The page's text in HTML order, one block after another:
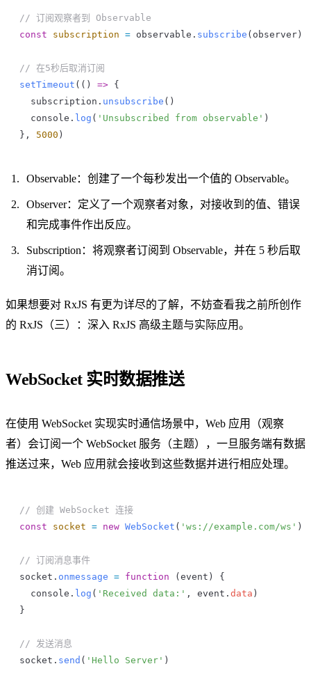
// 订阅观察者到 Observable
const subscription = observable . subscribe ( observer )
// 在5秒后取消订阅
setTimeout (() => {
  subscription
. unsubscribe ()
  console
. log ( 'Unsubscribed from observable' )
}, 5000 )
Observable：创建了一个每秒发出一个值的 Observable。
Observer：定义了一个观察者对象，对接收到的值、错误
和完成事件作出反应。
Subscription：将观察者订阅到 Observable，并在 5 秒后取
消订阅。
如果想要对 RxJS 有更为详尽的了解，不妨查看我之前所创作
的 RxJS（三）：深入 RxJS 高级主题与实际应用。
WebSocket 实时数据推送
在使用 WebSocket 实现实时通信场景中，Web 应用（观察
者）会订阅一个 WebSocket 服务（主题），一旦服务端有数据
推送过来，Web 应用就会接收到这些数据并进行相应处理。
// 创建 WebSocket 连接
const socket = new WebSocket ( 'ws://example.com/ws' )
// 订阅消息事件
socket . onmessage = function ( event ) {
  console
. log ( 'Received data:' , event . data )
}
// 发送消息
socket . send ( 'Hello Server' )